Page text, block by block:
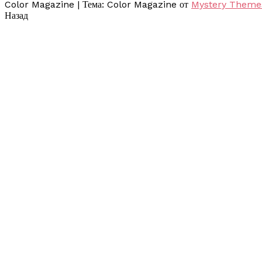
Color Magazine | Тема: Color Magazine от Mystery
Назад